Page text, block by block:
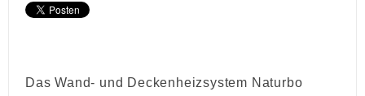
Das Wand- und Deckenheizsystem Naturbo